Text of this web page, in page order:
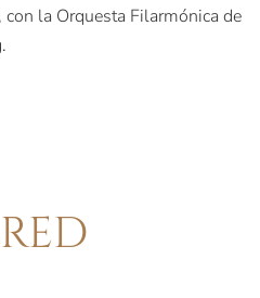
la Orquesta Filarmónica de